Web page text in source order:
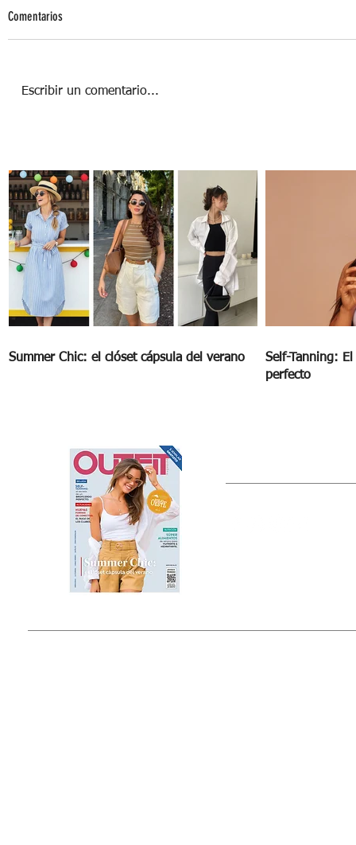
Comentarios
Escribir un comentario...
Summer Chic: el clóset cápsula del verano
Self-Tanning:
perfecto